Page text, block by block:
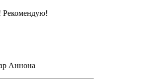
Рекомендую!
Аннона